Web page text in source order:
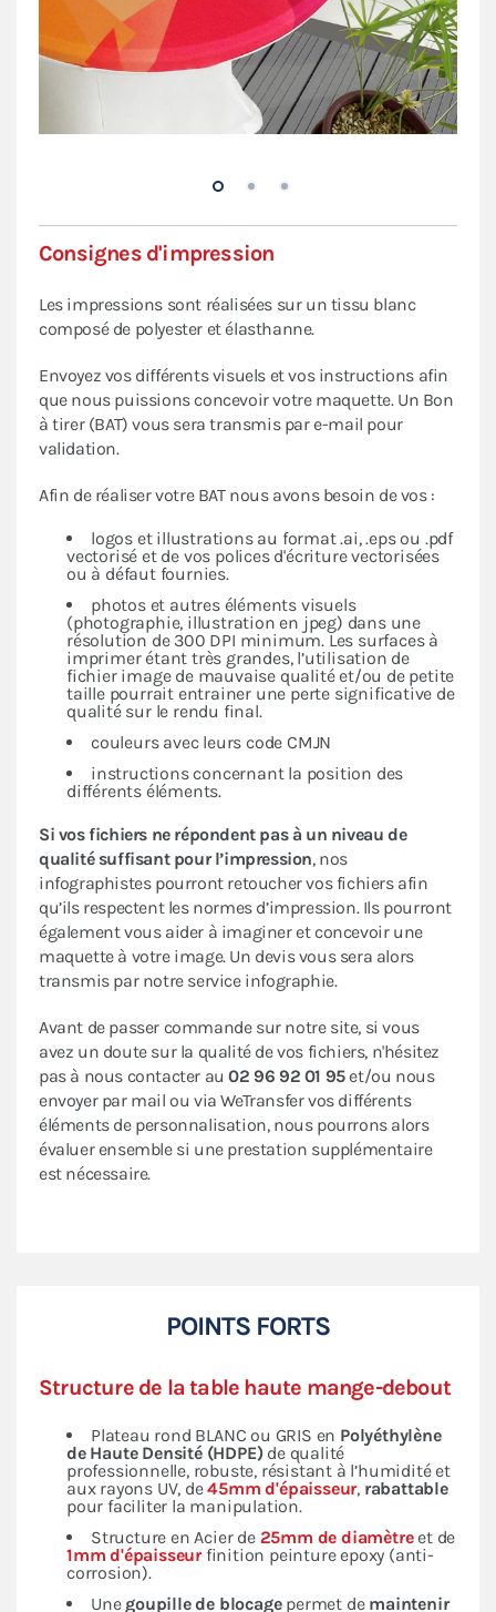
Consignes d'impression
Les impressions sont réalisées sur un tissu blanc
composé de polyester et élasthanne.
Envoyez vos différents visuels et vos instructions afin
que nous puissions concevoir votre maquette. Un Bon
à tirer (BAT) vous sera transmis par e-mail pour
validation.
Afin de réaliser votre BAT nous avons besoin de vos :
logos et illustrations au format .ai, .eps ou .pdf
vectorisé et de vos polices d'écriture vectorisées
ou à défaut fournies.
photos et autres éléments visuels
(photographie, illustration en jpeg) dans une
résolution de 300 DPI minimum. Les surfaces à
imprimer étant très grandes, l’utilisation de
fichier image de mauvaise qualité et/ou de petite
taille pourrait entrainer une perte significative de
qualité sur le rendu final.
couleurs avec leurs code CMJN
instructions concernant la position des
différents éléments.
Si vos fichiers ne répondent pas à un niveau de
qualité suffisant pour l’impression, nos
infographistes pourront retoucher vos fichiers afin
qu’ils respectent les normes d’impression. Ils pourront
également vous aider à imaginer et concevoir une
maquette à votre image. Un devis vous sera alors
transmis par notre service infographie.
Avant de passer commande sur notre site, si vous
avez un doute sur la qualité de vos fichiers, n'hésitez
pas à nous contacter au02 96 92 01 95et/ou nous
envoyer par mail ou via WeTransfer vos différents
éléments de personnalisation, nous pourrons alors
évaluer ensemble si une prestation supplémentaire
est nécessaire.
POINTS FORTS
Structure de la table haute mange-debout
Plateau rond BLANC ou GRIS en Polyéthylène
de Haute Densité (HDPE)de qualité
professionnelle, robuste, résistant à l’humidité et
aux rayons UV, de45mm d'épaisseur, rabattable
pour faciliter la manipulation.
Structure en Acier de 25mm de diamètreet de
1mm d'épaisseurfinition peinture epoxy (anti-
corrosion).
Une goupille de blocagepermet de maintenir